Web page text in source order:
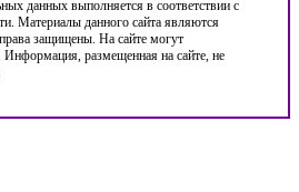
данных выполняется в соответствии с
Материалы данного сайта являются
защищены. На сайте могут
Информация, размещенная на сайте, не